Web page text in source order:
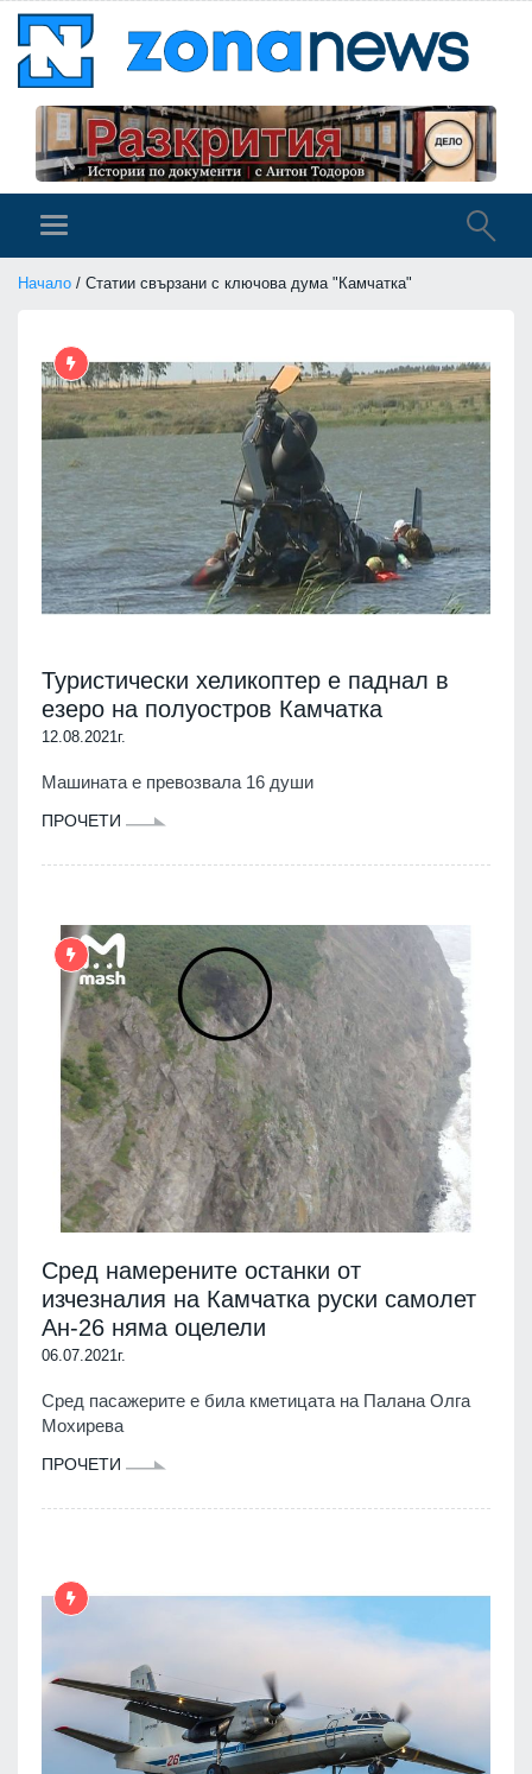
Начало / Статии свързани с ключова дума "Камчатка"
Туристически хеликоптер е паднал в
езеро на полуостров Камчатка
12.08.2021г.
Машината е превозвала 16 души
ПРОЧЕТИ
Сред намерените останки от
изчезналия на Камчатка руски самолет
Ан-26 няма оцелели
06.07.2021г.
Сред пасажерите е била кметицата на Палана Олга
Мохирева
ПРОЧЕТИ